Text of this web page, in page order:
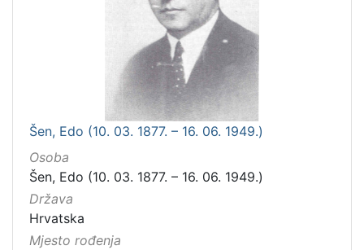
Šen, Edo (10. 03. 1877. – 16. 06. 1949.)
Osoba
Šen, Edo (10. 03. 1877. – 16. 06. 1949.)
Država
Hrvatska
Mjesto rođenja